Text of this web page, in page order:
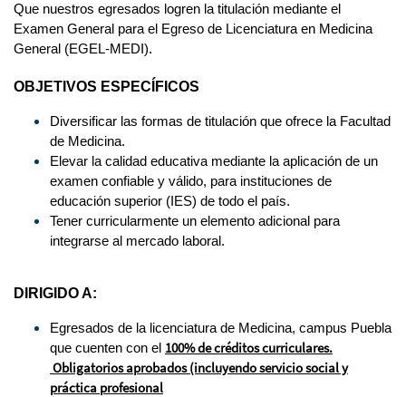
Que nuestros egresados logren la titulación mediante el
Examen General para el Egreso de Licenciatura en Medicina
General (EGEL-MEDI).
OBJETIVOS ESPECÍFICOS
Diversificar las formas de titulación que ofrece la Facultad
de Medicina.
Elevar la calidad educativa mediante la aplicación de un
examen confiable y válido, para instituciones de
educación superior (IES) de todo el país.
Tener curricularmente un elemento adicional para
integrarse al mercado laboral.
DIRIGIDO A:
Egresados de la licenciatura de Medicina, campus Puebla
que cuenten con el 100% de créditos curriculares.
Obligatorios aprobados (incluyendo servicio social y
práctica profesional